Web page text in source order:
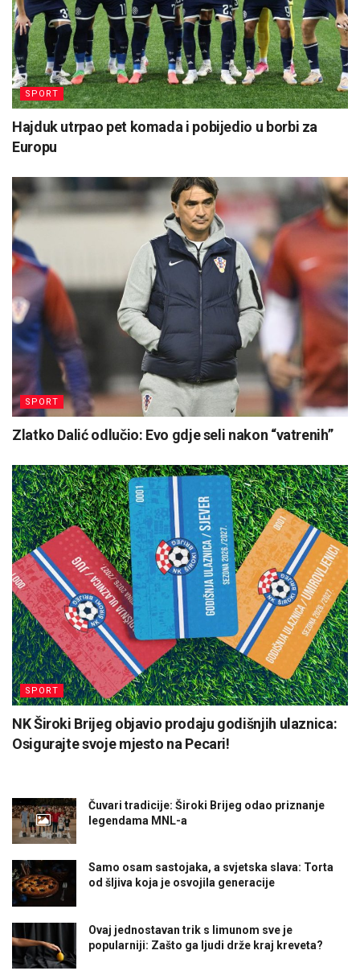
SPORT
Hajduk utrpao pet komada i pobijedio u borbi za
Europu
SPORT
Zlatko Dalić odlučio: Evo gdje seli nakon “vatrenih”
SPORT
NK Široki Brijeg objavio prodaju godišnjih ulaznica:
Osigurajte svoje mjesto na Pecari!
Čuvari tradicije: Široki Brijeg odao priznanje
legendama MNL-a
Samo osam sastojaka, a svjetska slava: Torta
od šljiva koja je osvojila generacije
Ovaj jednostavan trik s limunom sve je
popularniji: Zašto ga ljudi drže kraj kreveta?